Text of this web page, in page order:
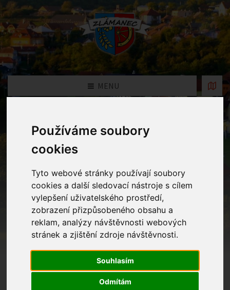
Používáme soubory
cookies
Tyto webové stránky používají soubory
cookies a další sledovací nástroje s cílem
vylepšení uživatelského prostředí,
zobrazení přizpůsobeného obsahu a
reklam, analýzy návštěvnosti webových
stránek a zjištění zdroje návštěvnosti.
Souhlasím
Odmítám
MENU
Fotogalerie
Home Fotogalerie